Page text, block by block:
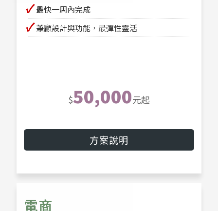
✔ 最快一周內完成
✔ 兼顧設計與功能，最彈性靈活
$50,000元起
方案說明
電商